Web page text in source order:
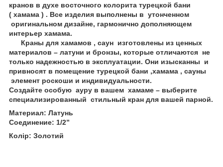
кранов в духе восточного колорита турецкой бани
( хамама ) . Все изделия выполнены в утонченном
оригинальном дизайне, гармонично дополняющем
интерьер хамама.
Краны для хамамов , саун изготовлены из ценных
материалов – латуни и бронзы, которые отличаются не
только надежностью в эксплуатации. Они изысканны и
привносят в помещение турецкой бани ,хамама , сауны
элемент роскоши и индивидуальности.
Создайте особую ауру в вашем хамаме – выберите
специализированный стильный кран для вашей парной.
Материал: Латунь
Соединение: 1/2”
Колір: Золотий